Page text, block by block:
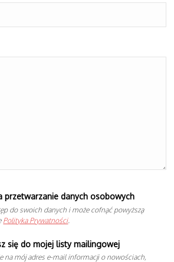
przetwarzanie danych osobowych
do swoich danych i może cofnąć powyższą
Polityka Prywatności.
się do mojej listy mailingowej
na mój adres e-mail informacji o nowościach,